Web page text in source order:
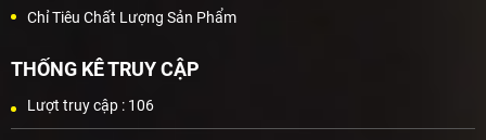
Chỉ Tiêu Chất Lượng Sản Phẩm
THỐNG KÊ TRUY CẬP
Lượt truy cập : 106